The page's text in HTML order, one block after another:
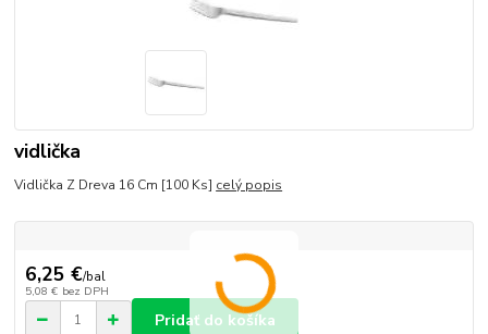
vidlička
Vidlička Z Dreva 16 Cm [100 Ks] celý popis
6,25 €/bal
5,08 € bez DPH
Pridať do košíka